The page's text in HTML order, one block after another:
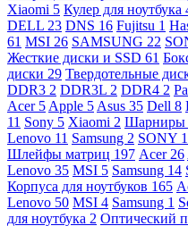
Xiaomi 5 Кулер для ноутбука
DELL 23 DNS 16 Fujitsu 1
61 MSI 26 SAMSUNG 22
Жесткие диски и SSD 61
диски 29 Твердотельные
DDR3 2 DDR3L 2 DDR4 2
Acer 5 Apple 5 Asus 35 Dell 8
11 Sony 5 Xiaomi 2 Шарниры
Lenovo 11 Samsung 2 SONY 1
Шлейфы матриц 197 Acer 26
Lenovo 35 MSI 5 Samsung 14
Корпуса для ноутбуков 165
Lenovo 50 MSI 4 Samsung 1
для ноутбука 2 Оптический